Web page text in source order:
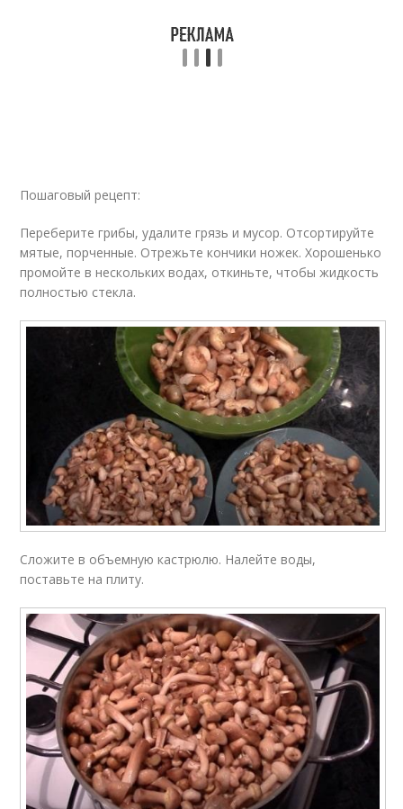
Пошаговый рецепт:
Переберите грибы, удалите грязь и мусор. Отсортируйте
мятые, порченные. Отрежьте кончики ножек. Хорошенько
промойте в нескольких водах, откиньте, чтобы жидкость
полностью стекла.
Сложите в объемную кастрюлю. Налейте воды,
поставьте на плиту.